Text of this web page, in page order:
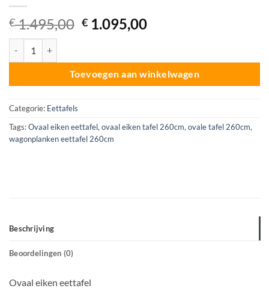
€1.495,00 Oorspronkelijke
€ 1.495,00.
€ 1.095,00Huidige
€ 1.095,00.
Toevoegen aan winkelwagen
Categorie: Eettafels
Tags:Ovaal eiken eettafel, ovaal eiken tafel 260cm, ovale tafel 260cm,
wagonplanken eettafel 260cm
Beschrijving
Beoordelingen (0)
Ovaal eiken eettafel